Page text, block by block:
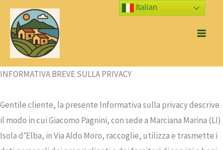
contenuto
INFORMATIVA BREVE SULLA PRIVACY
Gentile cliente, la presente Informativa sulla privacy descrive
il modo in cui Giacomo Pagnini, con sede a Marciana Marina (LI)
Isola d’Elba, in Via Aldo Moro, raccoglie, utilizza e trasmette i
Italian